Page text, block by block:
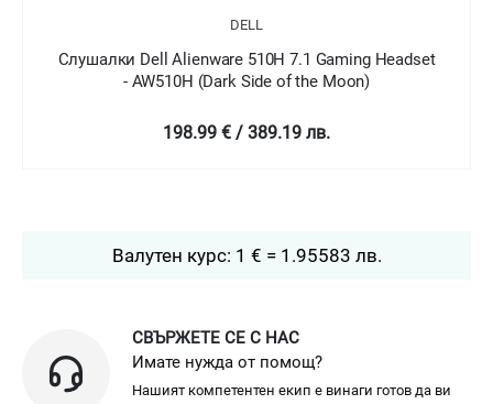
DELL
Слушалки Dell Alienware 310H Gaming Headset -
AW310H
129 € / 252.3 лв.
Валутен курс: 1 € = 1.95583 лв.
СВЪРЖЕТЕ СЕ С НАС
Имате нужда от помощ?
Нашият компетентен екип е винаги готов да ви